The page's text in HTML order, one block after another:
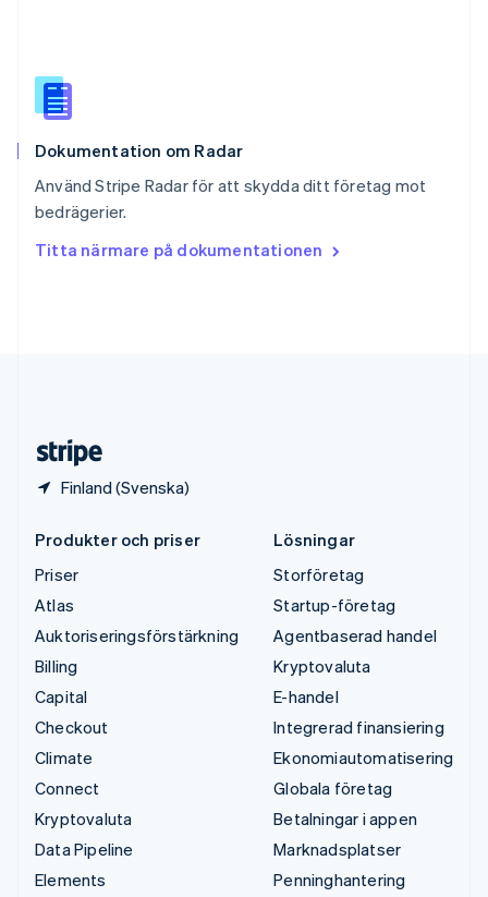
Dokumentation om Radar
Använd Stripe Radar för att skydda ditt företag mot
bedrägerier.
Titta närmare på dokumentationen
Finland (Svenska)
Español
Storbritannien
Sverige
Thailand
ไทยEnglish
English
Produkter och priser
Priser
Atlas
Auktoriseringsförstärkning
Billing
Capital
Checkout
Climate
Connect
Kryptovaluta
Data Pipeline
Elements
Lösningar
Storföretag
Startup-företag
Agentbaserad handel
Kryptovaluta
E-handel
Integrerad finansiering
Ekonomiautomatisering
Globala företag
Betalningar i appen
Marknadsplatser
Penninghantering